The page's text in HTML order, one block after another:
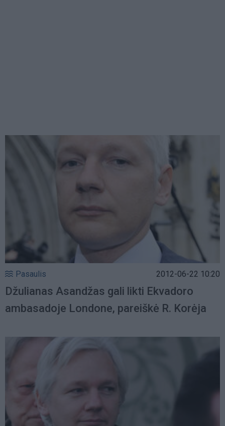
Pasaulis 2012-06-22 10:20
Džulianas Asandžas gali likti Ekvadoro
ambasadoje Londone, pareiškė R. Korėja